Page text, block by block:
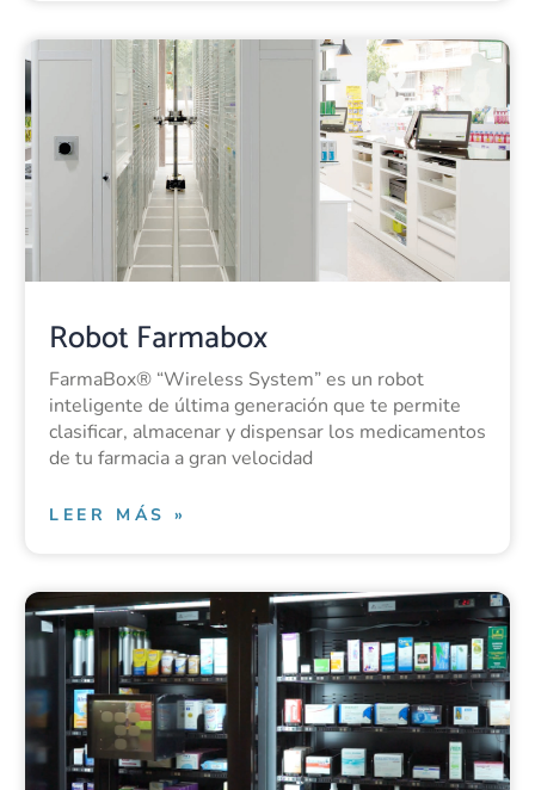
Robot Farmabox
FarmaBox® “Wireless System” es un robot
inteligente de última generación que te permite
clasificar, almacenar y dispensar los medicamentos
de tu farmacia a gran velocidad
LEER MÁS »